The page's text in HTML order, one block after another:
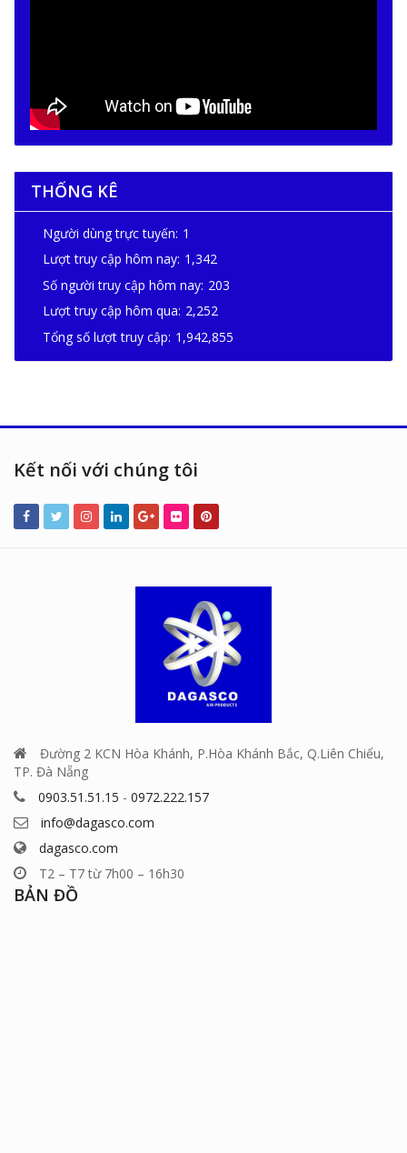
THỐNG KÊ
Người dùng trực tuyến: 1
Lượt truy cập hôm nay: 1,342
Số người truy cập hôm nay: 203
Lượt truy cập hôm qua: 2,252
Tổng số lượt truy cập: 1,942,855
Kết nối với chúng tôi
Đường 2 KCN Hòa Khánh, P.Hòa Khánh Bắc, Q.Liên Chiểu,
TP. Đà Nẵng
0903.51.51.15 - 0972.222.157
info@dagasco.com
dagasco.com
T2 – T7 từ 7h00 – 16h30
BẢN ĐỒ